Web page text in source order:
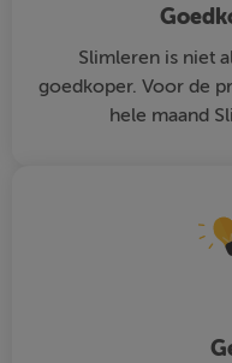
Slimleren is niet
goedkoper. Voor de
hele maand